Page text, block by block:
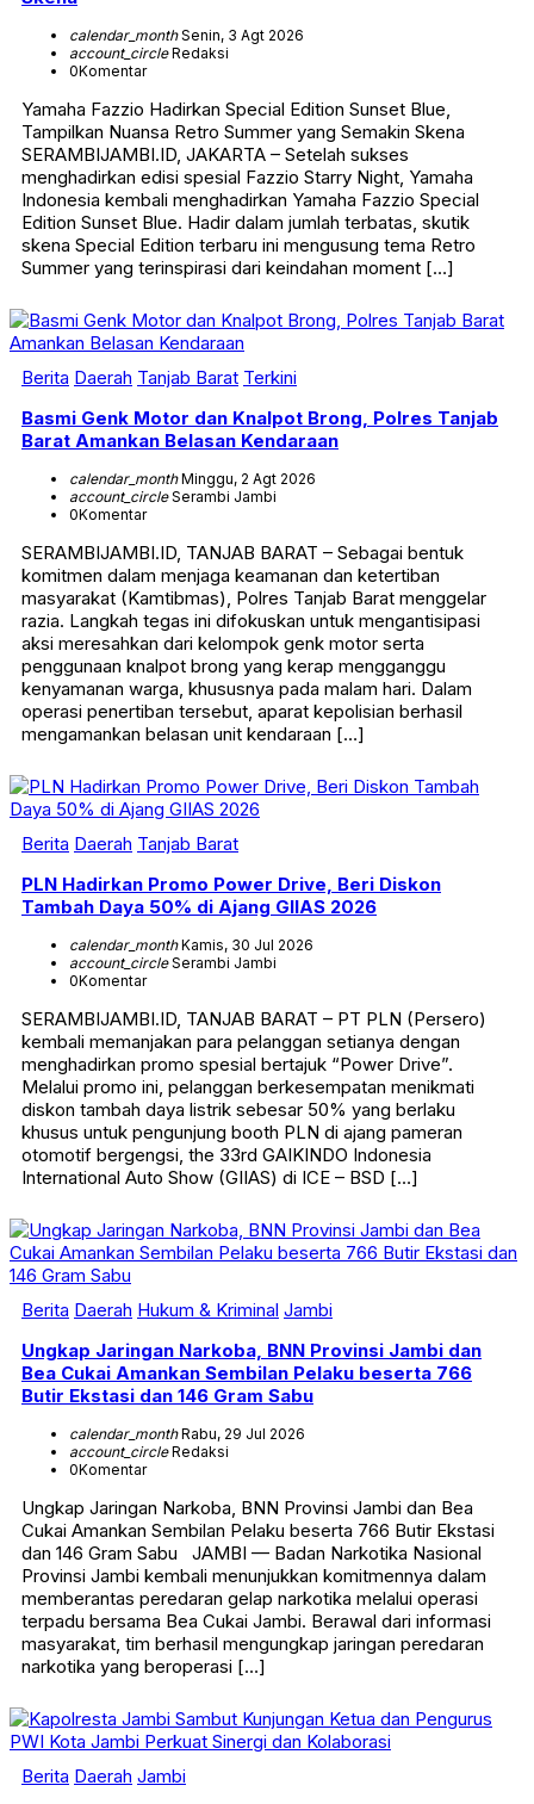
calendar_monthSenin, 3 Agt 2026
account_circleRedaksi
0Komentar
Yamaha Fazzio Hadirkan Special Edition Sunset Blue,
Tampilkan Nuansa Retro Summer yang Semakin Skena
SERAMBIJAMBI.ID, JAKARTA – Setelah sukses
menghadirkan edisi spesial Fazzio Starry Night, Yamaha
Indonesia kembali menghadirkan Yamaha Fazzio Special
Edition Sunset Blue. Hadir dalam jumlah terbatas, skutik
skena Special Edition terbaru ini mengusung tema Retro
Summer yang terinspirasi dari keindahan moment […]
Berita Daerah Tanjab Barat Terkini
Basmi Genk Motor dan Knalpot Brong, Polres Tanjab
Barat Amankan Belasan Kendaraan
calendar_monthMinggu, 2 Agt 2026
account_circleSerambi Jambi
0Komentar
SERAMBIJAMBI.ID, TANJAB BARAT – Sebagai bentuk
komitmen dalam menjaga keamanan dan ketertiban
masyarakat (Kamtibmas), Polres Tanjab Barat menggelar
razia. Langkah tegas ini difokuskan untuk mengantisipasi
aksi meresahkan dari kelompok genk motor serta
penggunaan knalpot brong yang kerap mengganggu
kenyamanan warga, khususnya pada malam hari. Dalam
operasi penertiban tersebut, aparat kepolisian berhasil
mengamankan belasan unit kendaraan […]
Berita Daerah Tanjab Barat
PLN Hadirkan Promo Power Drive, Beri Diskon
Tambah Daya 50% di Ajang GIIAS 2026
calendar_monthKamis, 30 Jul 2026
account_circleSerambi Jambi
0Komentar
SERAMBIJAMBI.ID, TANJAB BARAT – PT PLN (Persero)
kembali memanjakan para pelanggan setianya dengan
menghadirkan promo spesial bertajuk “Power Drive”.
Melalui promo ini, pelanggan berkesempatan menikmati
diskon tambah daya listrik sebesar 50% yang berlaku
khusus untuk pengunjung booth PLN di ajang pameran
otomotif bergengsi, the 33rd GAIKINDO Indonesia
International Auto Show (GIIAS) di ICE – BSD […]
Berita Daerah Hukum & Kriminal Jambi
Ungkap Jaringan Narkoba, BNN Provinsi Jambi dan
Bea Cukai Amankan Sembilan Pelaku beserta 766
Butir Ekstasi dan 146 Gram Sabu
calendar_monthRabu, 29 Jul 2026
account_circleRedaksi
0Komentar
Ungkap Jaringan Narkoba, BNN Provinsi Jambi dan Bea
Cukai Amankan Sembilan Pelaku beserta 766 Butir Ekstasi
dan 146 Gram Sabu JAMBI — Badan Narkotika Nasional
Provinsi Jambi kembali menunjukkan komitmennya dalam
memberantas peredaran gelap narkotika melalui operasi
terpadu bersama Bea Cukai Jambi. Berawal dari informasi
masyarakat, tim berhasil mengungkap jaringan peredaran
narkotika yang beroperasi […]
Berita Daerah Jambi